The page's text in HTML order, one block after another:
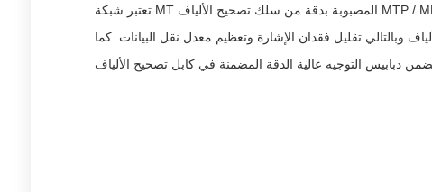
تعتبر شبكة MT المصبوبة بدقة من سلك تصحيح الألياف MTP / MPO واحدة من خصائصها الرئيسية لأنها توفر أداء بصري ممتاز ومستمر.
وبالتالي تقليل فقدان الإشارة وتعظيم معدل نقل البيانات. كما